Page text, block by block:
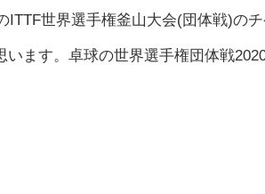
ITTF世界選手権釜山大会(団体戦)の
います。卓球の世界選手権団体戦